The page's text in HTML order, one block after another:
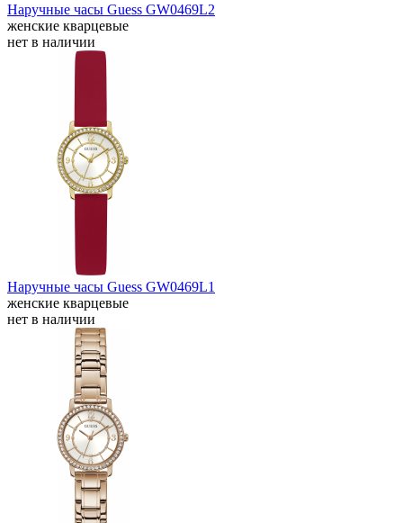
Наручные часы Guess GW0469L2
женские кварцевые
нет в наличии
Наручные часы Guess GW0469L1
женские кварцевые
нет в наличии